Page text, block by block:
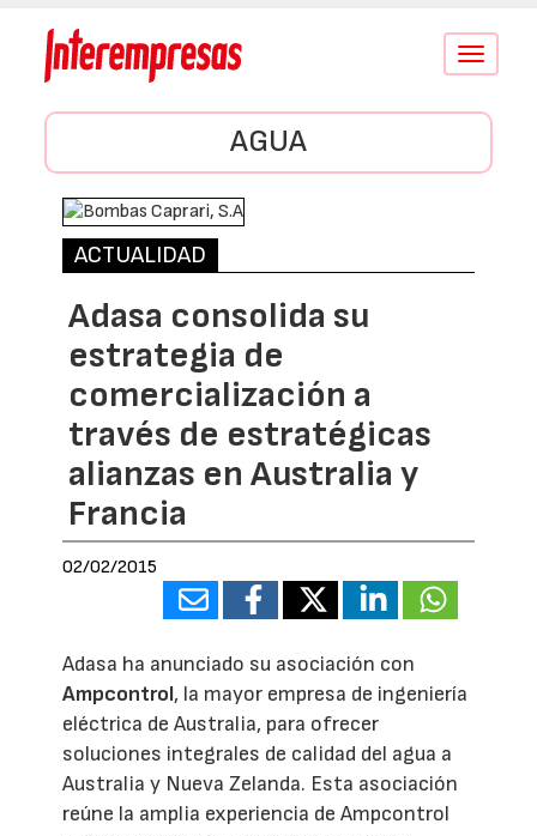
Conmutar
AGUA
ACTUALIDAD
Adasa consolida su
estrategia de
comercialización a
través de estratégicas
alianzas en Australia y
Francia
02/02/2015
Adasa ha anunciado su asociación con
Ampcontrol, la mayor empresa de ingeniería
eléctrica de Australia, para ofrecer
soluciones integrales de calidad del agua a
Australia y Nueva Zelanda. Esta asociación
reúne la amplia experiencia de Ampcontrol